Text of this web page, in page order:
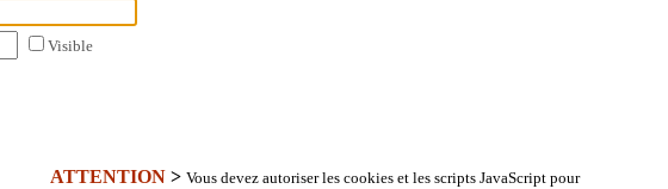
Visible
ATTENTION > Vous devez autoriser les cookies et les scripts JavaScript pour